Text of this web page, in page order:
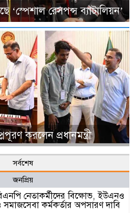
‘স্পেশাল রেসপন্স ব্যাটালিয়ন’
করলেন প্রধানমন্ত্রী
সর্বশেষ
জনপ্রিয়
নেতাকর্মীদের বিক্ষোভ, ইউএনও
সমাজসেবা কর্মকর্তার অপসারণ দাবি